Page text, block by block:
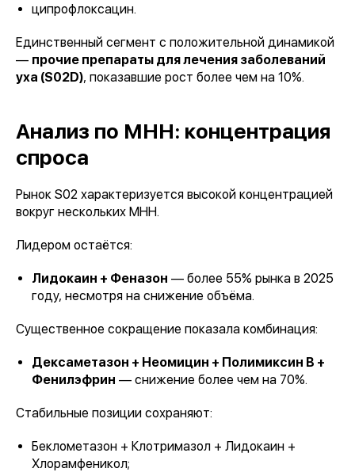
ципрофлоксацин.
Единственный сегмент с положительной динамикой
— прочие препараты для лечения заболеваний
уха (S02D), показавшие рост более чем на 10%.
Анализ по МНН: концентрация
спроса
Рынок S02 характеризуется высокой концентрацией
вокруг нескольких МНН.
Лидером остаётся:
Лидокаин + Феназон — более 55% рынка в 2025
году, несмотря на снижение объёма.
Существенное сокращение показала комбинация:
Дексаметазон + Неомицин + Полимиксин B +
Фенилэфрин — снижение более чем на 70%.
Стабильные позиции сохраняют:
Беклометазон + Клотримазол + Лидокаин +
Хлорамфеникол;